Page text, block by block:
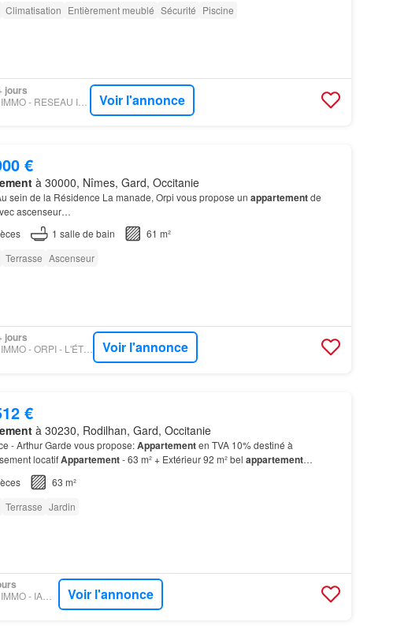
Climatisation Entièrement meublé Sécurité Piscine
jours
FIGARO IMMO - RESEAU IMMO-DIFFUSION Voir l'annonce
€
à 30000, Nîmes, Gard, Occitanie
sein de la Résidence La manade, Orpi vous propose un appartementde
ascenseur…
1 salle de bain
61 m²
Terrasse Ascenseur
jours
FIGARO IMMO - ORPI - L'ÉTOILE IMMOBILIER Voir l'annonce
€
à 30230, Rodilhan, Gard, Occitanie
- Arthur Garde vous propose:Appartementen TVA 10% destiné à
locatifAppartement- 63 m² + Extérieur 92 m² bel appartement
: -2 places privée incluse…
63 m²
Terrasse Jardin
FIGARO IMMO - IAD FRANCE Voir l'annonce